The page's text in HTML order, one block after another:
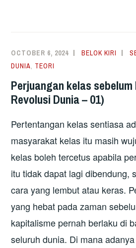
OCTOBER 6, 2024 BELOK KIRI
DUNIA, TEORI
Perjuangan kelas
Revolusi Dunia – 01)
Pertentangan kelas sentiasa
masyarakat kelas itu masih
kelas boleh tercetus apabila
itu tidak dapat lagi dibendung,
cara yang lembut atau keras.
yang hebat pada zaman
kapitalisme pernah berlaku di
seluruh dunia. Di mana adanya